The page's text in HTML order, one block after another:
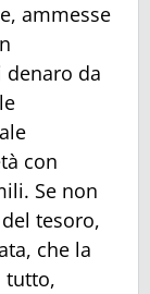
ammesse
da
con
Se non
tesoro,
che la
tutto,